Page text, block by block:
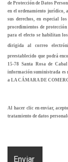
de Protección de Datos
en el ordenamiento jurídico,
sus derechos, en especial
procedimientos de
para el efecto se habilitan
dirigida al correo
preestablecido que podrá
15-78 Santa Rosa de
información suministrada es
a LA CÁMARA DE
Al hacer clic en enviar,
tratamiento de datos